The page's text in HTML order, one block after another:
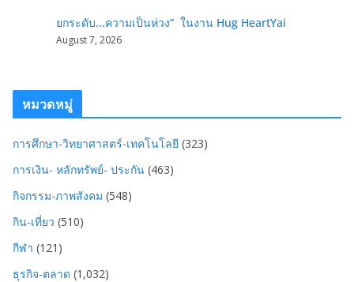
ยกระดับ...ความเป็นห่วง” ในงาน Hug HeartYai
August 7, 2026
หมวดหมู่
การศึกษา-วิทยาศาสตร์-เทคโนโลยี (323)
การเงิน- หลักทรัพย์- ประกัน (463)
กิจกรรม-ภาพสังคม (548)
กิน-เที่ยว (510)
กีฬา (121)
ธุรกิจ-ตลาด (1,032)